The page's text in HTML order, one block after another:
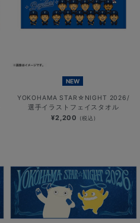
NEW
YOKOHAMA STAR☆NIGHT 2026/
選手イラストフェイスタオル
¥2,200 (税込)